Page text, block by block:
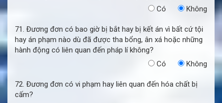
Có
Không
71. Đương đơn có bao giờ bị bắt hay bị kết án vì bất cứ tội
hay án phạm nào dù đã được tha bổng, ân xá hoặc những
hành động có liên quan đến pháp lí không?
Có
Không
72. Đương đơn có vi phạm hay liên quan đến hóa chất bị
cấm?